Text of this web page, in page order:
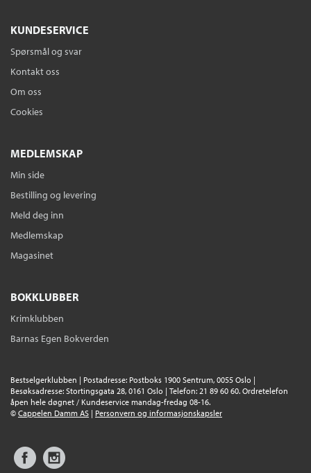
KUNDESERVICE
Spørsmål og svar
Kontakt oss
Om oss
Cookies
MEDLEMSKAP
Min side
Bestilling og levering
Meld deg inn
Medlemskap
Magasinet
BOKKLUBBER
Krimklubben
Barnas Egen Bokverden
Bestselgerklubben | Postadresse: Postboks 1900 Sentrum, 0055 Oslo |
Besøksadresse: Stortingsgata 28, 0161 Oslo | Telefon: 21 89 60 60. Ordretelefon
åpen hele døgnet / Kundeservice mandag-fredag 08-16.
© Cappelen Damm AS | Personvern og informasjonskapsler
Facebook